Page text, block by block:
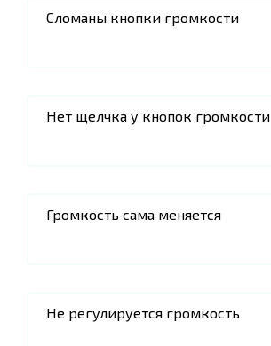
Сломаны кнопки громкости
Нет щелчка у кнопок громкости
Громкость сама меняется
Не регулируется громкость